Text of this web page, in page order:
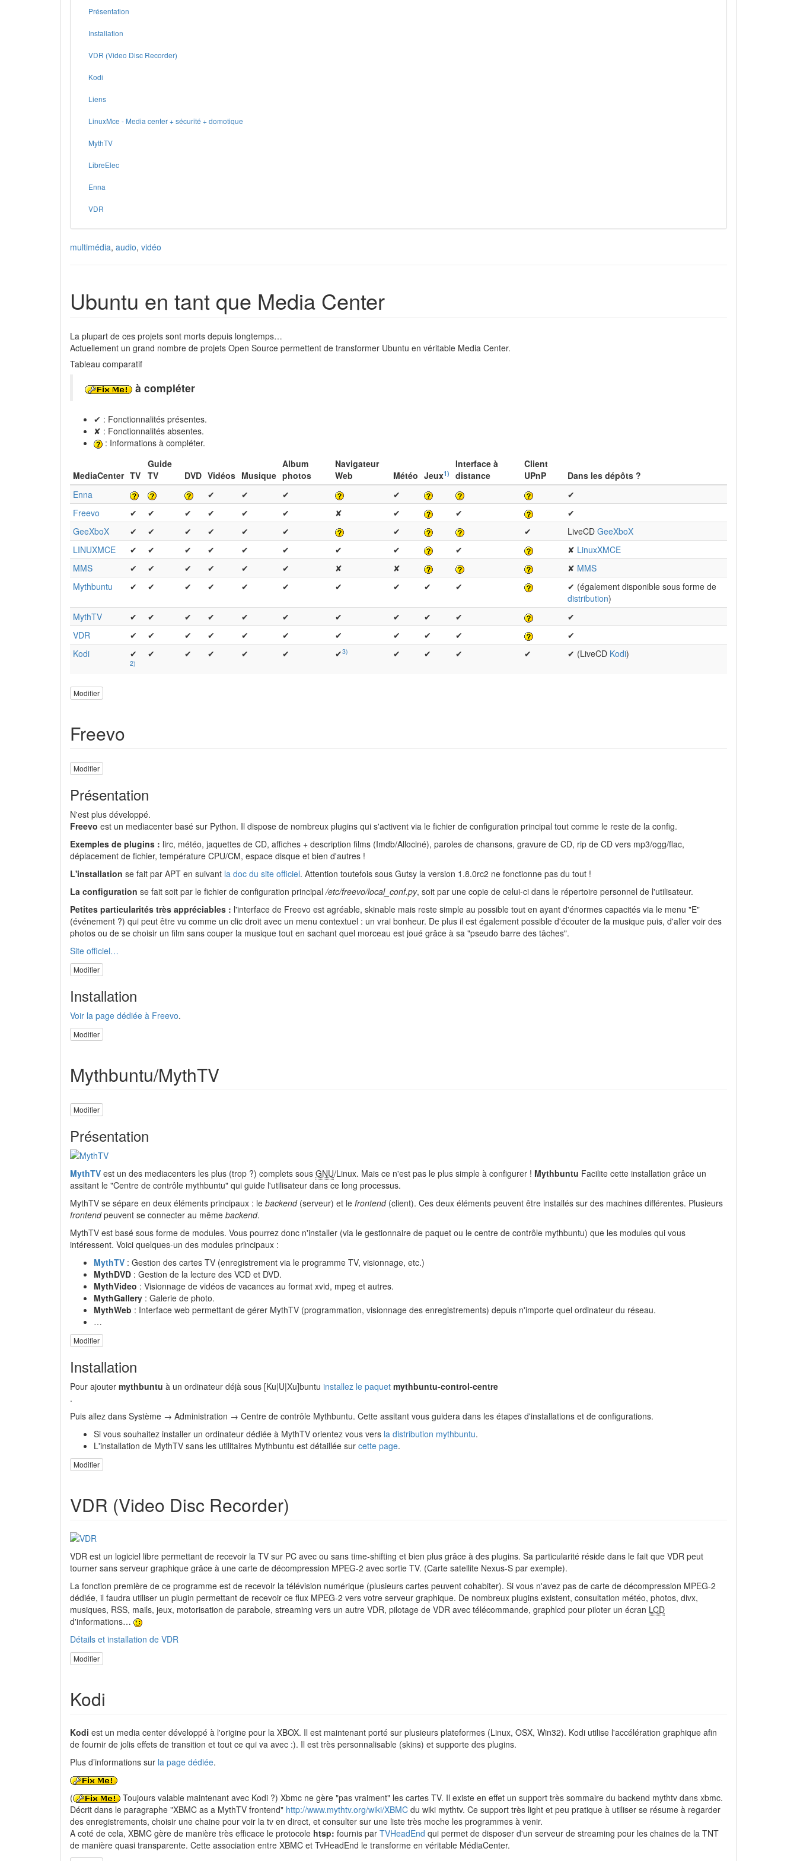
Présentation
Installation
VDR (Video Disc Recorder)
Kodi
Liens
LinuxMce - Media center + sécurité + domotique
MythTV
LibreElec
Enna
VDR
multimédia, audio, vidéo
Ubuntu en tant que Media Center
La plupart de ces projets sont morts depuis longtemps…
Actuellement un grand nombre de projets Open Source permettent de transformer Ubuntu en véritable Media Center.
Tableau comparatif
à compléter
✔ : Fonctionnalités présentes.
✘ : Fonctionnalités absentes.
: Informations à compléter.
MediaCenter TV
Guide
TV
DVD Vidéos Musique
Album
photos
Navigateur
Web
Météo Jeux1)
Interface à
distance
Client
UPnP
Dans les dépôts ?
Enna
✔ ✔ ✔ ✔
✔
Freevo
✔ ✔ ✔ ✔ ✔ ✔ ✘ ✔ ✔
✔
GeeXboX
✔ ✔ ✔ ✔ ✔ ✔ ✔ ✔ LiveCD GeeXboX
LINUXMCE
✔ ✔ ✔ ✔ ✔ ✔ ✔ ✔ ✔ ✘ LinuxXMCE
MMS
✔ ✔ ✔ ✔ ✔ ✔ ✘ ✘ ✘ MMS
Mythbuntu
✔ ✔ ✔ ✔ ✔ ✔ ✔ ✔ ✔ ✔
✔ (également disponible sous forme de
distribution)
MythTV
✔ ✔ ✔ ✔ ✔ ✔ ✔ ✔ ✔ ✔
✔
VDR
✔ ✔ ✔ ✔ ✔ ✔ ✔ ✔ ✔ ✔
✔
Kodi
✔
2)
✔ ✔ ✔ ✔ ✔ ✔3) ✔ ✔ ✔ ✔ ✔ (LiveCD Kodi)
Modifier
Freevo
Modifier
Présentation
N'est plus développé.
Freevo est un mediacenter basé sur Python. Il dispose de nombreux plugins qui s'activent via le fichier de configuration principal tout comme le reste de la config.
Exemples de plugins : lirc, météo, jaquettes de CD, affiches + description films (Imdb/Allociné), paroles de chansons, gravure de CD, rip de CD vers mp3/ogg/flac,
déplacement de fichier, température CPU/CM, espace disque et bien d'autres !
L'installation se fait par APT en suivant la doc du site officiel. Attention toutefois sous Gutsy la version 1.8.0rc2 ne fonctionne pas du tout !
La configuration se fait soit par le fichier de configuration principal/etc/freevo/local_conf.py, soit par une copie de celui-ci dans le répertoire personnel de l'utilisateur.
Petites particularités très appréciables : l'interface de Freevo est agréable, skinable mais reste simple au possible tout en ayant d'énormes capacités via le menu "E"
(événement ?) qui peut être vu comme un clic droit avec un menu contextuel : un vrai bonheur. De plus il est également possible d'écouter de la musique puis, d'aller voir des
photos ou de se choisir un film sans couper la musique tout en sachant quel morceau est joué grâce à sa "pseudo barre des tâches".
Site officiel…
Modifier
Installation
Voir la page dédiée à Freevo.
Modifier
Mythbuntu/MythTV
Modifier
Présentation
MythTV est un des mediacenters les plus (trop ?) complets sous GNU/Linux. Mais ce n'est pas le plus simple à configurer ! Mythbuntu Facilite cette installation grâce un
assitant le "Centre de contrôle mythbuntu" qui guide l'utilisateur dans ce long processus.
MythTV se sépare en deux éléments principaux : le backend(serveur) et le frontend(client). Ces deux éléments peuvent être installés sur des machines différentes. Plusieurs
frontendpeuvent se connecter au même backend.
MythTV est basé sous forme de modules. Vous pourrez donc n'installer (via le gestionnaire de paquet ou le centre de contrôle mythbuntu) que les modules qui vous
intéressent. Voici quelques-un des modules principaux :
MythTV : Gestion des cartes TV (enregistrement via le programme TV, visionnage, etc.)
MythDVD : Gestion de la lecture des VCD et DVD.
MythVideo : Visionnage de vidéos de vacances au format xvid, mpeg et autres.
MythGallery : Galerie de photo.
MythWeb : Interface web permettant de gérer MythTV (programmation, visionnage des enregistrements) depuis n'importe quel ordinateur du réseau.
…
Modifier
Installation
Pour ajouter mythbuntu à un ordinateur déjà sous [Ku|U|Xu]buntu installez le paquet mythbuntu-control-centre
.
Puis allez dans Système → Administration → Centre de contrôle Mythbuntu. Cette assitant vous guidera dans les étapes d'installations et de configurations.
Si vous souhaitez installer un ordinateur dédiée à MythTV orientez vous vers la distribution mythbuntu.
L'installation de MythTV sans les utilitaires Mythbuntu est détaillée sur cette page.
Modifier
VDR (Video Disc Recorder)
VDR est un logiciel libre permettant de recevoir la TV sur PC avec ou sans time-shifting et bien plus grâce à des plugins. Sa particularité réside dans le fait que VDR peut
tourner sans serveur graphique grâce à une carte de décompression MPEG-2 avec sortie TV. (Carte satellite Nexus-S par exemple).
La fonction première de ce programme est de recevoir la télévision numérique (plusieurs cartes peuvent cohabiter). Si vous n'avez pas de carte de décompression MPEG-2
dédiée, il faudra utiliser un plugin permettant de recevoir ce flux MPEG-2 vers votre serveur graphique. De nombreux plugins existent, consultation météo, photos, divx,
musiques, RSS, mails, jeux, motorisation de parabole, streaming vers un autre VDR, pilotage de VDR avec télécommande, graphlcd pour piloter un écran LCD
d'informations…
Détails et installation de VDR
Modifier
Kodi
Kodi est un media center développé à l'origine pour la XBOX. Il est maintenant porté sur plusieurs plateformes (Linux, OSX, Win32). Kodi utilise l'accélération graphique afin
de fournir de jolis effets de transition et tout ce qui va avec :). Il est très personnalisable (skins) et supporte des plugins.
Plus d’informations sur la page dédiée.
(
Toujours valable maintenant avec Kodi ?) Xbmc ne gère "pas vraiment" les cartes TV. Il existe en effet un support très sommaire du backend mythtv dans xbmc.
Décrit dans le paragraphe "XBMC as a MythTV frontend" http://www.mythtv.org/wiki/XBMC du wiki mythtv. Ce support très light et peu pratique à utiliser se résume à regarder
des enregistrements, choisir une chaine pour voir la tv en direct, et consulter sur une liste très moche les programmes à venir.
A coté de cela, XBMC gère de manière très efficace le protocole htsp: fournis par TVHeadEnd qui permet de disposer d'un serveur de streaming pour les chaines de la TNT
de manière quasi transparente. Cette association entre XBMC et TvHeadEnd le transforme en véritable MédiaCenter.